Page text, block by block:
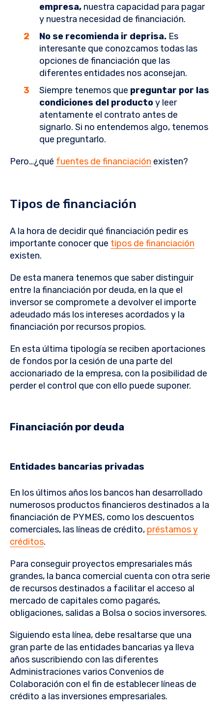
empresa, nuestra capacidad para pagar
y nuestra necesidad de financiación.
No se recomienda ir deprisa. Es
interesante que conozcamos todas las
opciones de financiación que las
diferentes entidades nos aconsejan.
Siempre tenemos que preguntar por las
condiciones del productoy leer
atentamente el contrato antes de
signarlo. Si no entendemos algo, tenemos
que preguntarlo.
Pero…¿qué fuentes de financiación existen?
Tipos de financiación
A la hora de decidir qué financiación pedir es
importante conocer que tipos de financiación
existen.
De esta manera tenemos que saber distinguir
entre la financiación por deuda, en la que el
inversor se compromete a devolver el importe
adeudado más los intereses acordados y la
financiación por recursos propios.
En esta última tipología se reciben aportaciones
de fondos por la cesión de una parte del
accionariado de la empresa, con la posibilidad de
perder el control que con ello puede suponer.
Financiación por deuda
Entidades bancarias privadas
En los últimos años los bancos han desarrollado
numerosos productos financieros destinados a la
financiación de PYMES, como los descuentos
comerciales, las líneas de crédito, préstamos y
créditos.
Para conseguir proyectos empresariales más
grandes, la banca comercial cuenta con otra serie
de recursos destinados a facilitar el acceso al
mercado de capitales como pagarés,
obligaciones, salidas a Bolsa o socios inversores.
Siguiendo esta línea, debe resaltarse que una
gran parte de las entidades bancarias ya lleva
años suscribiendo con las diferentes
Administraciones varios Convenios de
Colaboración con el fin de establecer líneas de
crédito a las inversiones empresariales.